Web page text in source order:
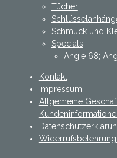
Tücher
Schmuck und
Specials
Angie 68;
Kontakt
Impressum
Allgemeine